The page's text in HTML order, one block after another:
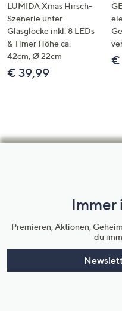
LUMIDA Xmas Hirsch-
Szenerie unter
Glasglocke inkl. 8 LEDs
& Timer Höhe ca.
42cm, Ø 22cm
€ 39,99
€
Premieren, Aktionen,
du